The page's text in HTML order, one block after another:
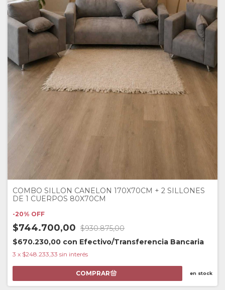
COMBO SILLON CANELON 170X70CM + 2 SILLONES
DE 1 CUERPOS 80X70CM
-20% OFF
$744.700,00 $930.875,00
$670.230,00 con Efectivo/Transferencia Bancaria
3 x $248.233,33 sin interés
en stock